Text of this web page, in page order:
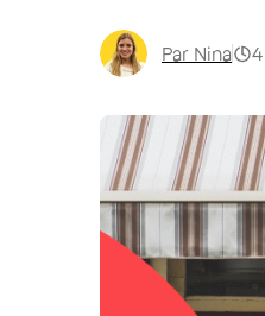
Par Nina 4